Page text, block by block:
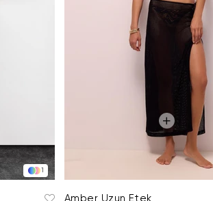
1
Amber Uzun Etek